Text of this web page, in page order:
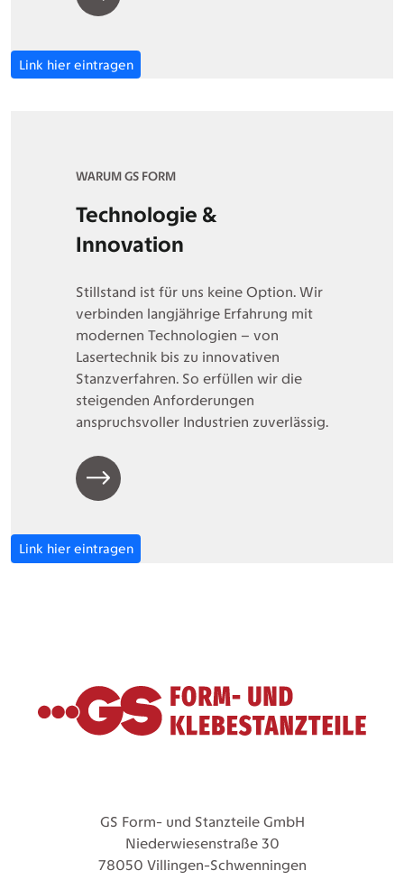
Link hier eintragen
WARUM GS FORM
Technologie &
Innovation
Stillstand ist für uns keine Option. Wir
verbinden langjährige Erfahrung mit
modernen Technologien – von
Lasertechnik bis zu innovativen
Stanzverfahren. So erfüllen wir die
steigenden Anforderungen
anspruchsvoller Industrien zuverlässig.
Link hier eintragen
GS Form- und Stanzteile GmbH
Niederwiesenstraße 30
78050 Villingen-Schwenningen